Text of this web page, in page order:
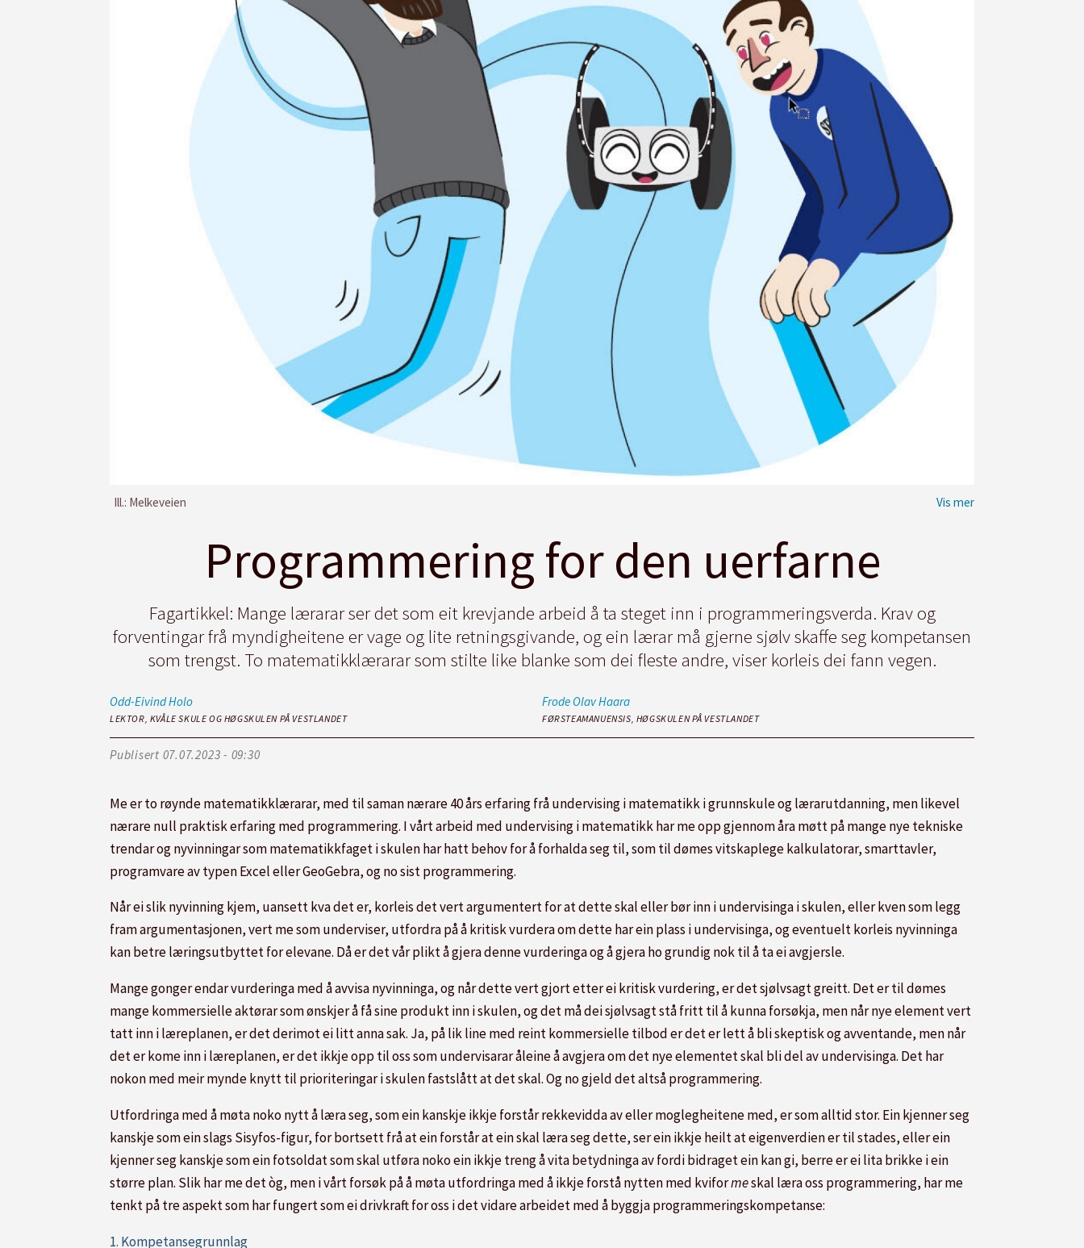
Ill.: Melkeveien
Programmering for den uerfarne
Fagartikkel: Mange lærarar ser det som eit krevjande arbeid å ta steget inn i programmeringsverda. Krav og
forventingar frå myndigheitene er vage og lite retningsgivande, og ein lærar må gjerne sjølv skaffe seg kompetansen
som trengst. To matematikklærarar som stilte like blanke som dei fleste andre, viser korleis dei fann vegen.
Odd-EivindHolo
LEKTOR, KVÅLE SKULE OG HØGSKULEN PÅ VESTLANDET
Frode OlavHaara
FØRSTEAMANUENSIS, HØGSKULEN PÅ VESTLANDET
Publisert 07.07.2023 - 09:30
Me er to røynde matematikklærarar, med til saman nærare 40 års erfaring frå undervising i matematikk i grunnskule og lærarutdanning, men likevel
nærare null praktisk erfaring med programmering. I vårt arbeid med undervising i matematikk har me opp gjennom åra møtt på mange nye tekniske
trendar og nyvinningar som matematikkfaget i skulen har hatt behov for å forhalda seg til, som til dømes vitskaplege kalkulatorar, smarttavler,
programvare av typen Excel eller GeoGebra, og no sist programmering.
Når ei slik nyvinning kjem, uansett kva det er, korleis det vert argumentert for at dette skal eller bør inn i undervisinga i skulen, eller kven som legg
fram argumentasjonen, vert me som underviser, utfordra på å kritisk vurdera om dette har ein plass i undervisinga, og eventuelt korleis nyvinninga
kan betre læringsutbyttet for elevane. Då er det vår plikt å gjera denne vurderinga og å gjera ho grundig nok til å ta ei avgjersle.
Mange gonger endar vurderinga med å avvisa nyvinninga, og når dette vert gjort etter ei kritisk vurdering, er det sjølvsagt greitt. Det er til dømes
mange kommersielle aktørar som ønskjer å få sine produkt inn i skulen, og det må dei sjølvsagt stå fritt til å kunna forsøkja, men når nye element vert
tatt inn i læreplanen, er det derimot ei litt anna sak. Ja, på lik line med reint kommersielle tilbod er det er lett å bli skeptisk og avventande, men når
det er kome inn i læreplanen, er det ikkje opp til oss som undervisarar åleine å avgjera om det nye elementet skal bli del av undervisinga. Det har
nokon med meir mynde knytt til prioriteringar i skulen fastslått at det skal. Og no gjeld det altså programmering.
Utfordringa med å møta noko nytt å læra seg, som ein kanskje ikkje forstår rekkevidda av eller moglegheitene med, er som alltid stor. Ein kjenner seg
kanskje som ein slags Sisyfos-figur, for bortsett frå at ein forstår at ein skal læra seg dette, ser ein ikkje heilt at eigenverdien er til stades, eller ein
kjenner seg kanskje som ein fotsoldat som skal utføra noko ein ikkje treng å vita betydninga av fordi bidraget ein kan gi, berre er ei lita brikke i ein
større plan. Slik har me det òg, men i vårt forsøk på å møta utfordringa med å ikkje forstå nytten med kviformeskal læra oss programmering, har me
tenkt på tre aspekt som har fungert som ei drivkraft for oss i det vidare arbeidet med å byggja programmeringskompetanse:
1. Kompetansegrunnlag